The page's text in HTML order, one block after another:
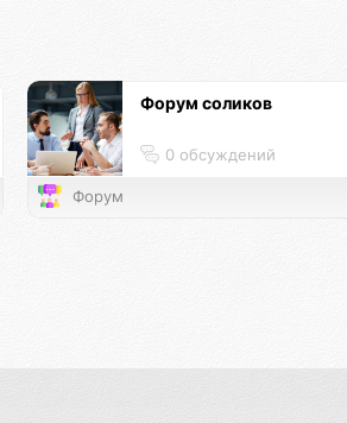
Форум соликов
0 обсуждений
Форум